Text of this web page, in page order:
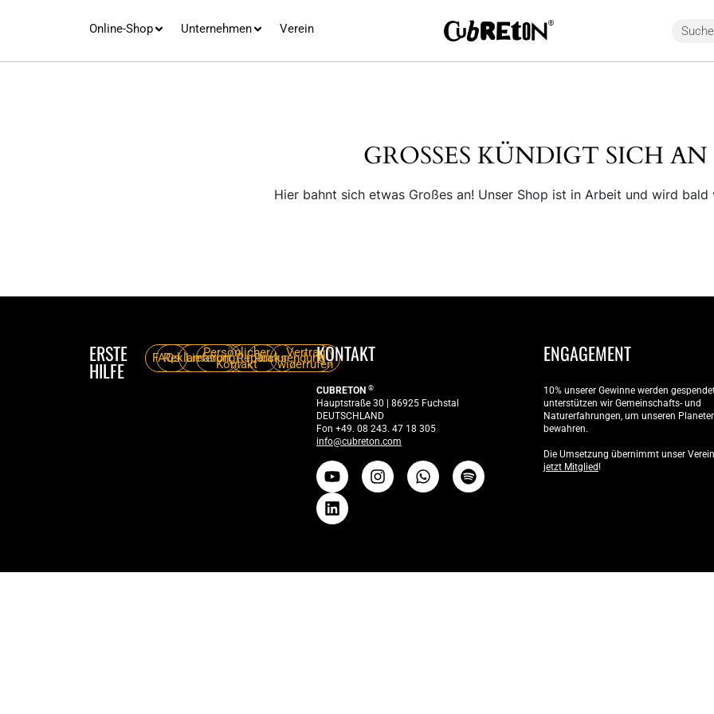
Online-Shop Unternehmen Verein
GROSSES KÜNDIGT SICH AN
Hier bahnt sich etwas Großes an! Unser Shop ist in Arbeit und wird
ERSTE
HILFE FAQs
Reklamation
Lieferung
Persönlicher
KontaktReparatur
Rücksendung
Vertrag
widerrufenKONTAKT
CUBRETON ®
Hauptstraße 30 | 86925 Fuchstal
DEUTSCHLAND
Fon +49. 08 243. 47 18 305
info@cubreton.com
ENGAGEMENT
10% unserer Gewinne werden
unterstützen wir Gemeinschafts- und
Naturerfahrungen, um unseren
bewahren.
Die Umsetzung übernimmt unser
jetzt Mitglied !
Anmelden
Passwort vergessen